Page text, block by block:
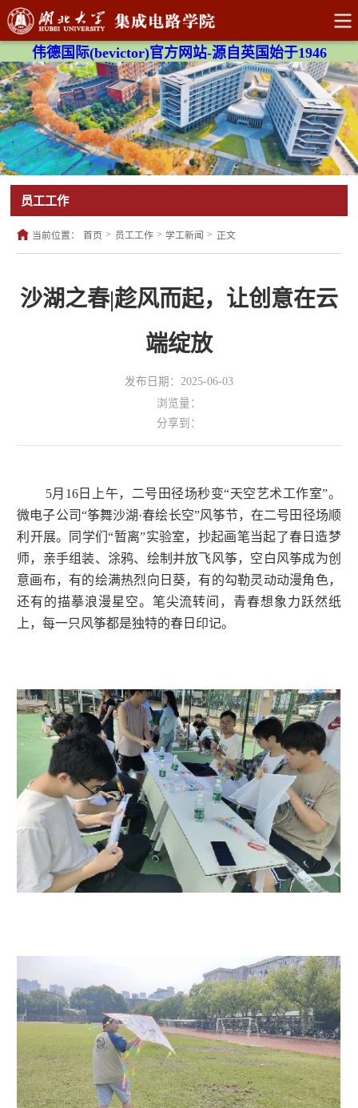
伟德国际(bevictor)官方网站-源自英国始于1946
员工工作
当前位置： 首页 > 员工工作 > 学工新闻 > 正文
沙湖之春|趁风而起，让创意在云
端绽放
发布日期：2025-06-03
浏览量：
分享到：
5月16日上午，二号田径场秒变“天空艺术工作室”。
微电子公司“筝舞沙湖·春绘长空”风筝节，在二号田径场顺
利开展。
同学们“暂离”实验室，抄起画笔当起了春日造梦
师， 亲手组装、涂鸦、绘制并放飞风筝， 空白风筝成为创
意画布，有的绘满热烈向日葵，有的勾勒灵动动漫角色，
还有的描摹浪漫星空。 笔尖流转间 ， 青春想象力跃然纸
上 ，每一只风筝都是独特的春日印记。